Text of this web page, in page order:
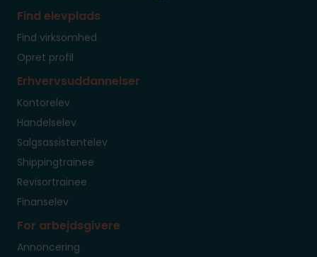
Find elevplads
Find virksomhed
Opret profil
Erhvervsuddannelser
Kontorelev
Handelselev
Salgsassistentelev
Shippingtrainee
Revisortrainee
Finanselev
For arbejdsgivere
Annoncering